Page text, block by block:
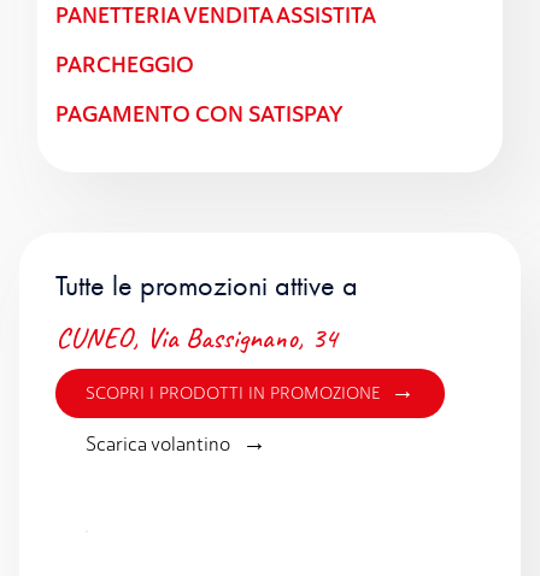
PANETTERIA VENDITA ASSISTITA
PARCHEGGIO
PAGAMENTO CON SATISPAY
Tutte le promozioni attive a
CUNEO, Via Bassignano, 34
SCOPRI I PRODOTTI IN PROMOZIONE →
Scarica volantino→